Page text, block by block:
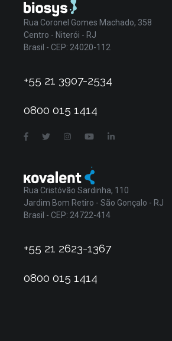
Rua Coronel Gomes Machado, 358
Centro - Niterói - RJ
Brasil - CEP: 24020-112
+55 21 3907-2534
0800 015 1414
Rua Cristóvão Sardinha, 110
Jardim Bom Retiro - São Gonçalo - RJ
Brasil - CEP: 24722-414
+55 21 2623-1367
0800 015 1414